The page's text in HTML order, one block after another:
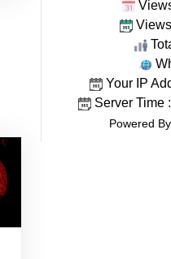
Views
Your IP
Server Time
Powered By